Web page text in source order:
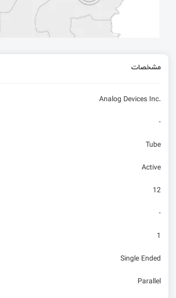
مشخصات
Analog Devices Inc.
-
Tube
Active
12
-
1
Single Ended
Parallel